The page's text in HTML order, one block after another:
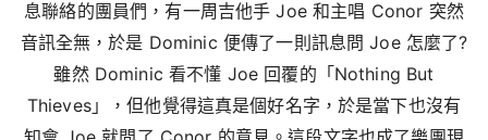
息聯絡的團員們，有一周吉他手 Joe 和主唱 Conor 突然
音訊全無，於是 Dominic 便傳了一則訊息問 Joe 怎麼了?
雖然 Dominic 看不懂 Joe 回覆的「Nothing But
Thieves」，但他覺得這真是個好名字，於是當下也沒有